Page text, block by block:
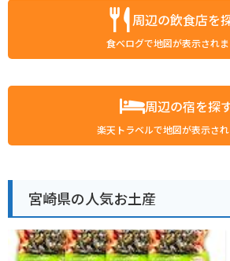
周辺の飲食店を
食べログで地図が表示されま
周辺の宿を探
楽天トラベルで地図が表示され
宮崎県の人気お土産